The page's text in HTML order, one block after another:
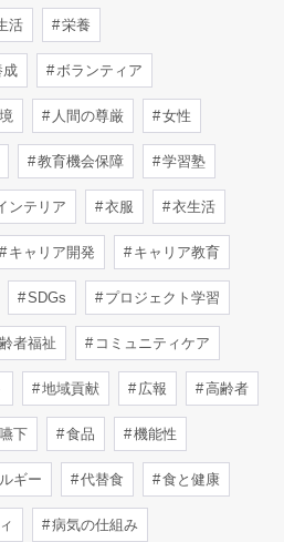
活 栄養
成 ボランティア
人間の尊厳 女性
教育機会保障 学習塾
ンテリア 衣服 衣生活
キャリア開発 キャリア教育
SDGs プロジェクト学習
者福祉 コミュニティケア
地域貢献 広報 高齢者
下 食品 機能性
ギー 代替食 食と健康
病気の仕組み